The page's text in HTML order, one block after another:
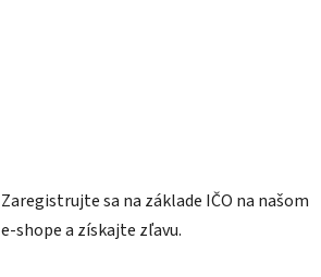
Zaregistrujte sa na základe IČO na našom
e-shope a získajte zľavu.